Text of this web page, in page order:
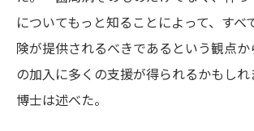
についてもっと知ることによって、すべ
険が提供されるべきであるという観点
の加入に多くの支援が得られるかもし
博士は述べた。